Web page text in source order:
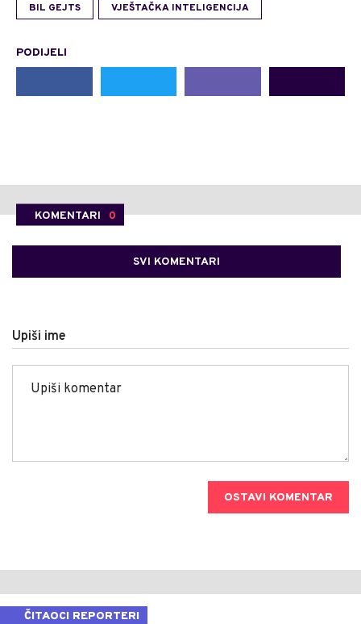
BIL GEJTS VJEŠTAČKA INTELIGENCIJA
PODIJELI
KOMENTARI 0
SVI KOMENTARI
Upiši ime
OSTAVI KOMENTAR
ČITAOCI REPORTERI